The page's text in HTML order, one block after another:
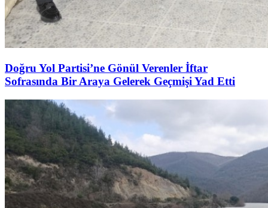
Doğru Yol Partisi’ne Gönül Verenler İftar
Sofrasında Bir Araya Gelerek Geçmişi Yad Etti